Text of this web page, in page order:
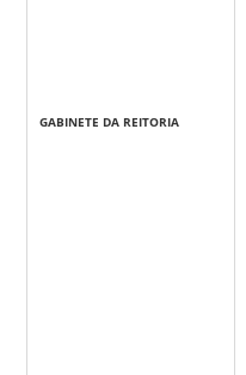
GABINETE DA REITORIA